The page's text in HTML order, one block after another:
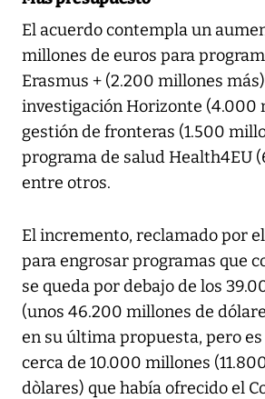
El acuerdo contempla un
millones de euros para
Erasmus + (2.200 millones
investigación Horizonte (4.000
gestión de fronteras (1.500
programa de salud Health4EU
entre otros.
El incremento, reclamado por
para engrosar programas que
se queda por debajo de los
(unos 46.200 millones de
en su última propuesta, pero
cerca de 10.000 millones
dòlares) que había ofrecido el